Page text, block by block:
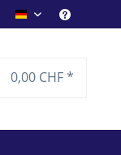
Drink Shop DE
0,00 CHF *